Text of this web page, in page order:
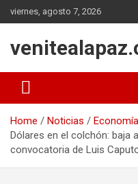
Skip
to
viernes, agosto 7, 2026
Home Noticias
Economía
Dólares en el colchón: baja
convocatoria de Luis